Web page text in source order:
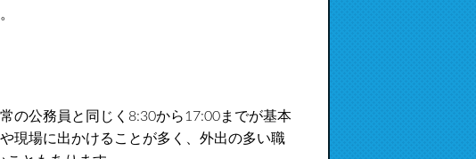
の公務員と同じく8:30から17:00までが基本
現場に出かけることが多く、外出の多い職